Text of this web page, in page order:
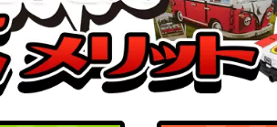
バンダイ
（二つの伝説）
バンダイ
（神速の拳）
バンダイ